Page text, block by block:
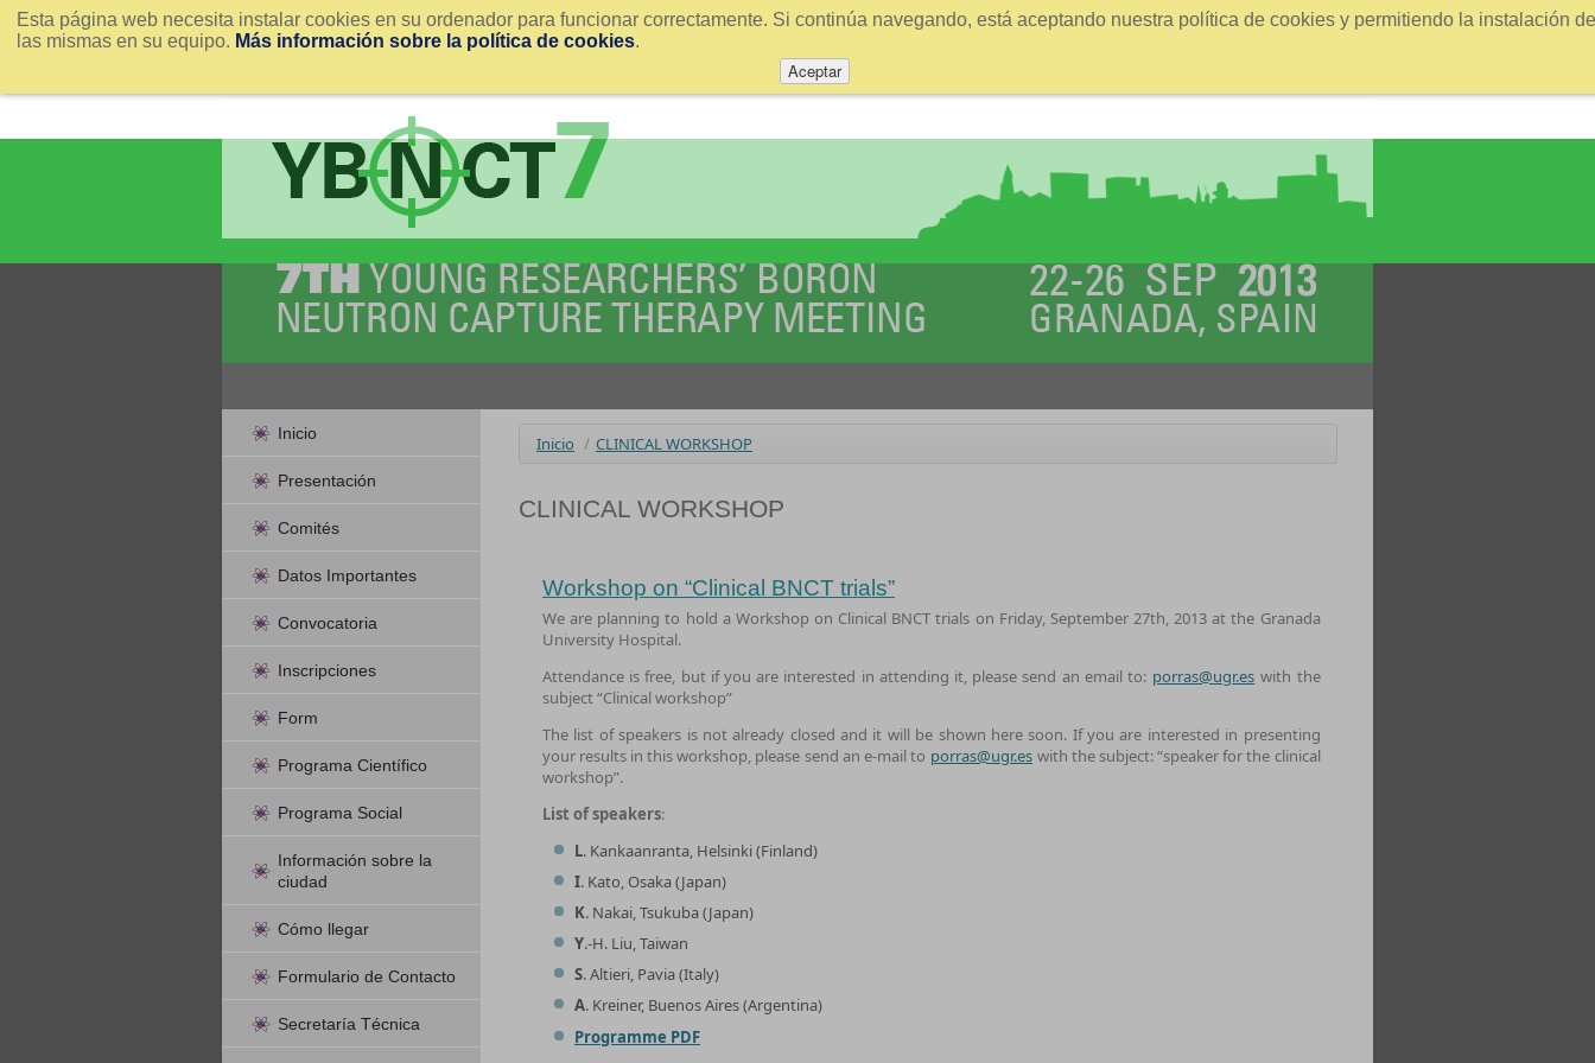
Esta página web necesita instalar cookies en su ordenador para funcionar correctamente. Si continúa navegando, está aceptando nuestra política de cookies y permitiendo la instalación de
las mismas en su equipo. Más información sobre la política de cookies.
Aceptar
Inicio
Presentación
Comités
Datos Importantes
Convocatoria
Inscripciones
Form
Programa Científico
Programa Social
Información sobre la
ciudad
Cómo llegar
Formulario de Contacto
Secretaría Técnica
Inicio / CLINICAL WORKSHOP
CLINICAL WORKSHOP
Workshop on “Clinical BNCT trials”
We are planning to hold a Workshop on Clinical BNCT trials on Friday, September 27th, 2013 at the Granada
University Hospital.
Attendance is free, but if you are interested in attending it, please send an email to: porras@ugr.es with the
subject “Clinical workshop”
The list of speakers is not already closed and it will be shown here soon. If you are interested in presenting
your results in this workshop, please send an e-mail to porras@ugr.es with the subject: “speaker for the clinical
workshop”.
List of speakers:
L. Kankaanranta, Helsinki (Finland)
I. Kato, Osaka (Japan)
K. Nakai, Tsukuba (Japan)
Y.-H. Liu, Taiwan
S. Altieri, Pavia (Italy)
A. Kreiner, Buenos Aires (Argentina)
Programme PDF